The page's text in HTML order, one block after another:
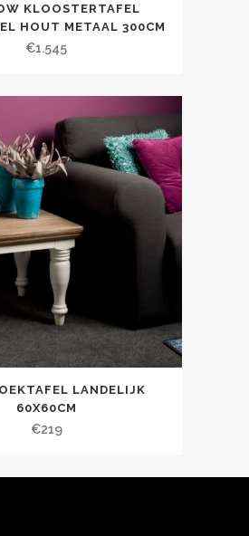
KLOOSTERTAFEL
HOUT METAAL 300CM
€1.545
LANDELIJK
60X60CM
€219